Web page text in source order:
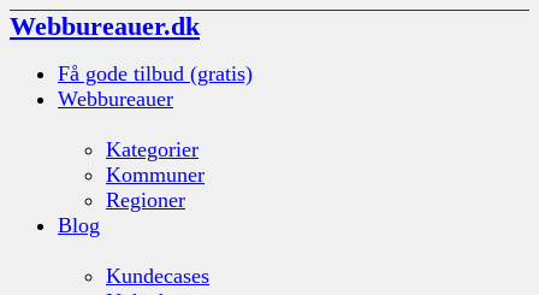
Webbureauer.dk
Få gode tilbud (gratis)
Webbureauer
Kategorier
Kommuner
Regioner
Blog
Kundecases